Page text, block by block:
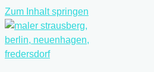
Zum Inhalt springen